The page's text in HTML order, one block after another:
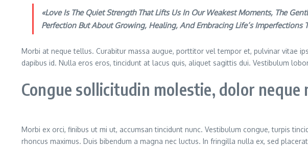
«Love Is The Quiet Strength That Lifts Us In Our Weakest Moments, The
Perfection But About Growing, Healing, And Embracing Life’s
Morbi at neque tellus. Curabitur massa augue, porttitor vel tempor et, pulvinar vitae
dapibus id. Nulla eros eros, tincidunt at lacus quis, aliquet sagittis dui. Vestibulum
Congue sollicitudin molestie, dolor neque
Morbi ex orci, finibus ut mi ut, accumsan tincidunt nunc. Vestibulum congue, turpis
rhoncus maximus. Duis bibendum a magna nec luctus. In fringilla nulla ex, sed